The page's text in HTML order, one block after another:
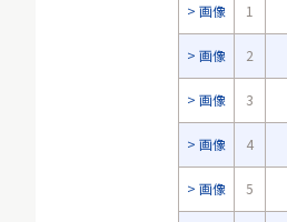
画像 1
画像 2
画像 3
画像 4
画像 5